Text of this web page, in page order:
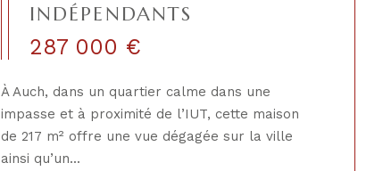
INDÉPENDANTS
287 000 €
À Auch, dans un quartier calme dans une
impasse et à proximité de l’IUT, cette maison
de 217 m² offre une vue dégagée sur la ville
ainsi qu’un...